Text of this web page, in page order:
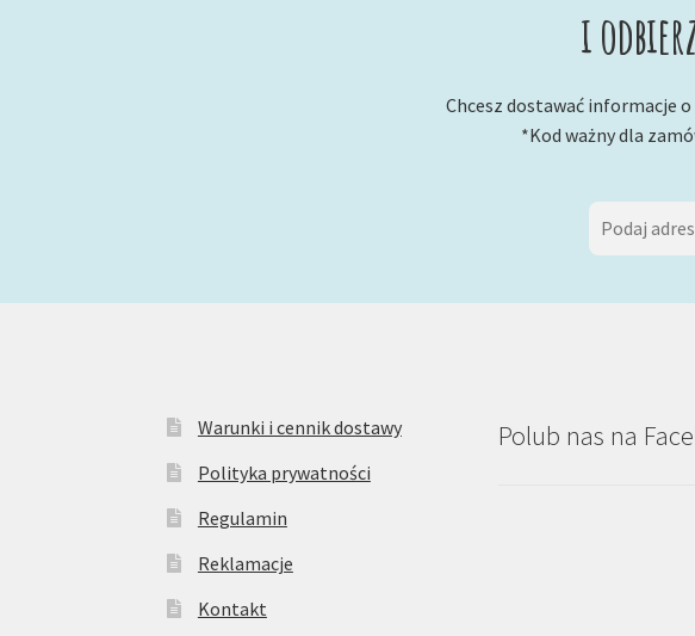
i
Chcesz dostawać informacje
*Kod ważny dla
Warunki i cennik dostawy
Polityka prywatności
Regulamin
Reklamacje
Kontakt
Polub nas na